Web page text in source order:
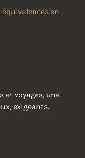
en
et voyages, une
exigeants.